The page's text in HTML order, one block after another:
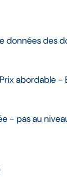
données des
abordable -
- pas au